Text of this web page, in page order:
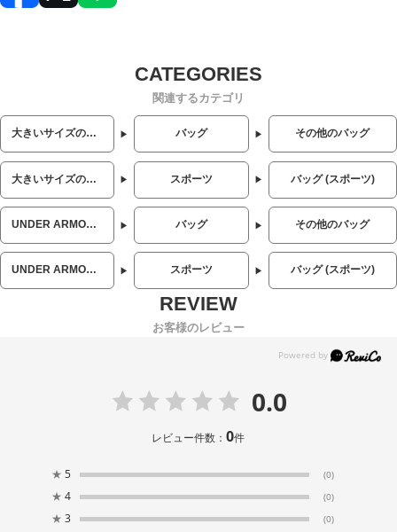
関連するカテゴリ
大きいサイズのメンズ服 バッグ その他のバッグ
大きいサイズのメンズ服 スポーツ バッグ (スポーツ)
UNDER ARMOUR (アンダーアーマー) バッグ その他のバッグ
UNDER ARMOUR (アンダーアーマー) スポーツ バッグ (スポーツ)
お客様のレビュー
0.0
レビュー件数：0件
★ 5 (0)
★ 4 (0)
★ 3 (0)